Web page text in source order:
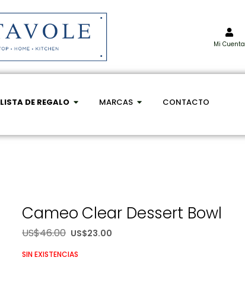
Mi Cuenta
LISTA DE REGALO MARCAS CONTACTO
Cameo Clear Dessert Bowl
US$46.00 US$23.00
SIN EXISTENCIAS